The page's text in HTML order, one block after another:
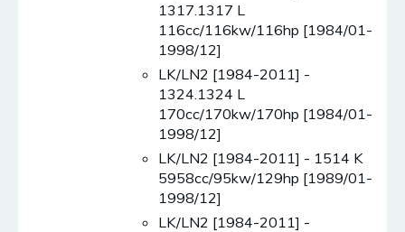
1317.1317 L
116cc/116kw/116hp [1984/01-
1998/12]
LK/LN2 [1984-2011] -
1324.1324 L
170cc/170kw/170hp [1984/01-
1998/12]
LK/LN2 [1984-2011] - 1514 K
5958cc/95kw/129hp [1989/01-
1998/12]
LK/LN2 [1984-2011] -